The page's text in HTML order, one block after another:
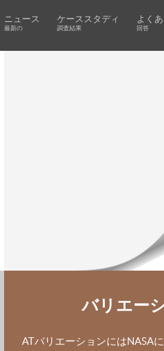
ニュース
最新の
ケーススタディ
調査結果
よく
回答
バリエー
ATバリエーションにはNASA